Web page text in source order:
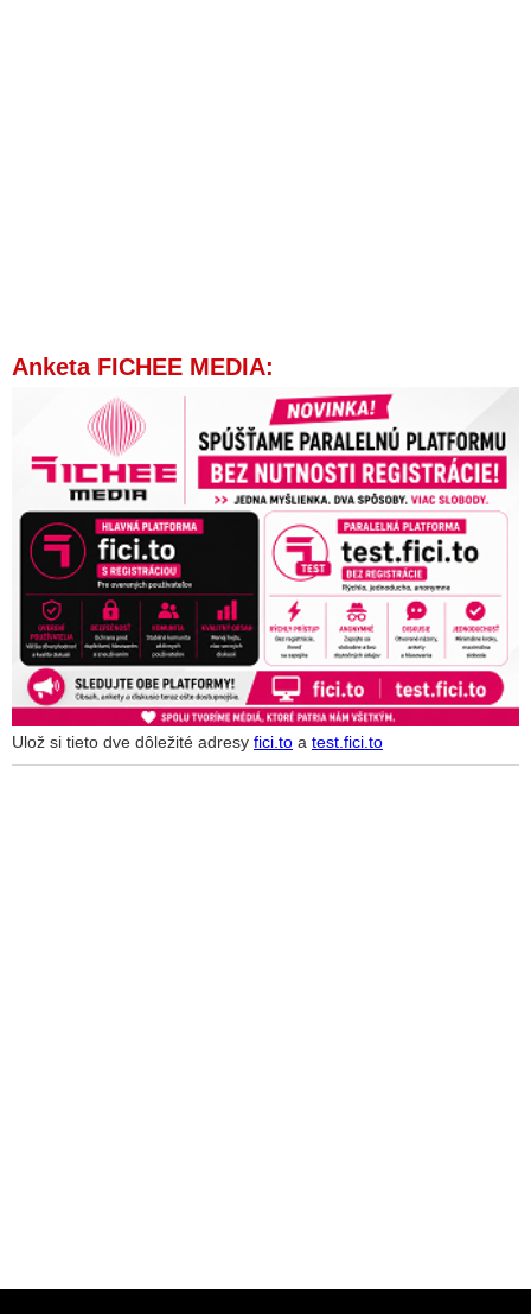
Anketa FICHEE MEDIA:
Ulož si tieto dve dôležité adresy fici.to a test.fici.to